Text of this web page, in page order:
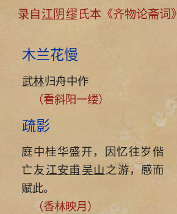
录自江阴缪 氏本《齐物论斋词》
木兰花慢
武林归舟中作
（看斜阳一缕）
疏影
庭中桂华盛开，因忆往岁偕
亡友江安甫 吴山 之游，感而
赋此。
（香林映月）